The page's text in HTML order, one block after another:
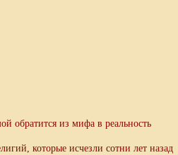
обратится из мифа в реальность
которые исчезли сотни лет назад